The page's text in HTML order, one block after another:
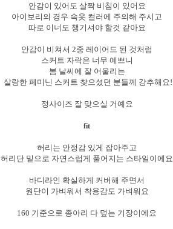
안감이 있어도 살짝 비침이 있어요
아이보리의 경우 속옷 컬러에 주의해 주시고
따로 이너도 챙기셔야 할것 같아요
안감이 비쳐서 2중 레이어드 된 것처럼
스커트 자락은 너무 예쁘니
봄 날씨에 잘 어울리는
살랑한 페미닌 스커트 찾으셨던 분들께 강추해요!
정사이즈 잘 맞으실 거예요
fit
허리는 안정감 있게 잡아주고
허리단 밑으로 자연스럽게 풀어지는 스타일이에요
바디라인 확실하게 커버해 주면서
원단이 가벼워서 착용감도 가벼워요
160 기준으로 종아리 다 덮는 기장이에요